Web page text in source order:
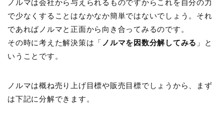
ノルマは会社から与えられるものですからこれを自分の力
で少なくすることはなかなか簡単ではないでしょう。それ
であればノルマと正面から向き合ってみるのです。
その時に考えた解決策は「 ノルマを因数分解してみる 」と
いうことです。
ノルマは概ね売り上げ目標や販売目標でしょうから、まず
は下記に分解できます。